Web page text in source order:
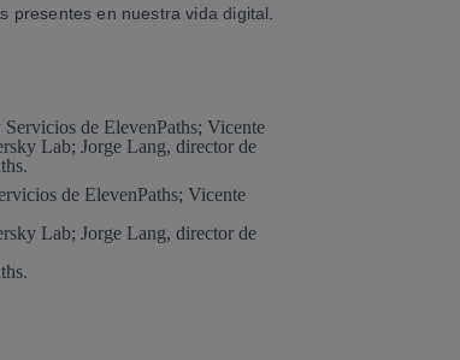
presentes en nuestra vida digital.
de ElevenPaths; Vicente
Lab; Jorge Lang, director de